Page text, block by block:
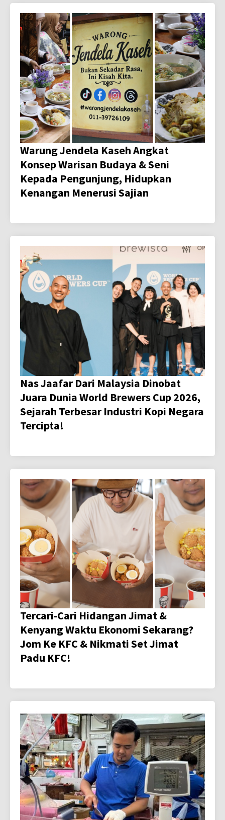
Warung Jendela Kaseh Angkat
Konsep Warisan Budaya & Seni
Kepada Pengunjung, Hidupkan
Kenangan Menerusi Sajian
Nas Jaafar Dari Malaysia Dinobat
Juara Dunia World Brewers Cup 2026,
Sejarah Terbesar Industri Kopi Negara
Tercipta!
Tercari-Cari Hidangan Jimat &
Kenyang Waktu Ekonomi Sekarang?
Jom Ke KFC & Nikmati Set Jimat
Padu KFC!